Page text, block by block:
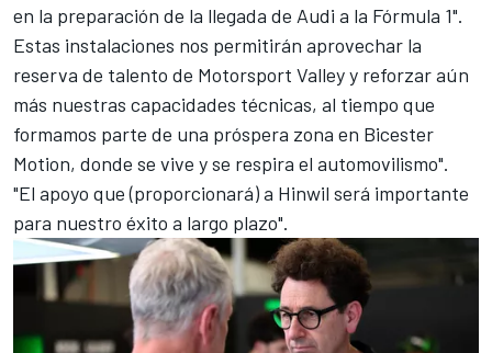
en la preparación de la llegada de Audi a la Fórmula 1".
Estas instalaciones nos permitirán aprovechar la
reserva de talento de Motorsport Valley y reforzar aún
más nuestras capacidades técnicas, al tiempo que
formamos parte de una próspera zona en Bicester
Motion, donde se vive y se respira el automovilismo".
"El apoyo que (proporcionará) a Hinwil será importante
para nuestro éxito a largo plazo".